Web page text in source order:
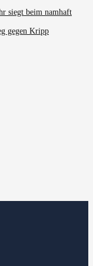
siegt beim namhaft
gegen Kripp